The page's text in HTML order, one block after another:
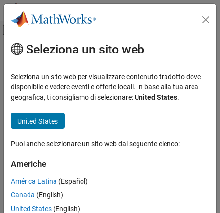
Vai al contenuto
Attiva/disattiva menu di navigazione
Pagina iniziale della documentazione
FPGA, ASIC, and SoC Development
Contenuto principale
How useful was this information?
Seleziona un sito web
Seleziona un sito web per visualizzare contenuto tradotto dove
disponibile e vedere eventi e offerte locali. In base alla tua area
geografica, ti consigliamo di selezionare:United States.
United States
Puoi anche selezionare un sito web dal seguente elenco:
Americhe
América Latina (Español)
Canada (English)
United States (English)